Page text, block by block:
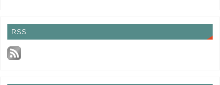
RSS